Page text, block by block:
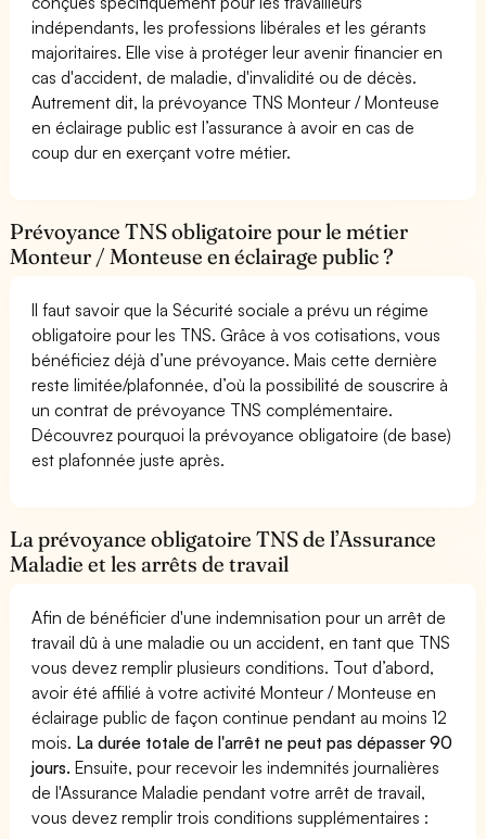
indépendants, les professions libérales et les gérants
majoritaires. Elle vise à protéger leur avenir financier en
cas d'accident, de maladie, d'invalidité ou de décès.
Autrement dit, la prévoyance TNS Monteur / Monteuse
en éclairage public est l’assurance à avoir en cas de
coup dur en exerçant votre métier.
Prévoyance TNS obligatoire pour le métier
Monteur / Monteuse en éclairage public ?
Il faut savoir que la Sécurité sociale a prévu un régime
obligatoire pour les TNS. Grâce à vos cotisations, vous
bénéficiez déjà d’une prévoyance. Mais cette dernière
reste limitée/plafonnée, d’où la possibilité de souscrire à
un contrat de prévoyance TNS complémentaire.
Découvrez pourquoi la prévoyance obligatoire (de base)
est plafonnée juste après.
La prévoyance obligatoire TNS de l’Assurance
Maladie et les arrêts de travail
Afin de bénéficier d'une indemnisation pour un arrêt de
travail dû à une maladie ou un accident, en tant que TNS
vous devez remplir plusieurs conditions. Tout d’abord,
avoir été affilié à votre activité Monteur / Monteuse en
éclairage public de façon continue pendant au moins 12
mois. La durée totale de l'arrêt ne peut pas dépasser 90
jours. Ensuite, pour recevoir les indemnités journalières
de l'Assurance Maladie pendant votre arrêt de travail,
vous devez remplir trois conditions supplémentaires :